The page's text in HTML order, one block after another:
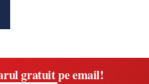
gratuit pe email!